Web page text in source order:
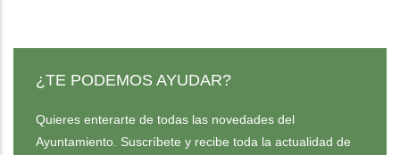
¿TE PODEMOS AYUDAR?
Quieres enterarte de todas las novedades del
Ayuntamiento. Suscríbete y recibe toda la actualidad de